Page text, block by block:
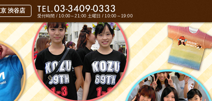
受付時間 / 10:00～21:00 土曜日 / 10:00～19:00